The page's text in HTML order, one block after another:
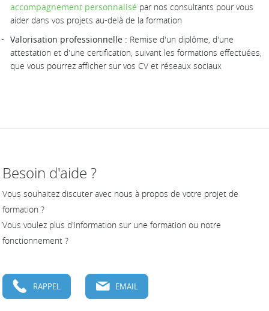
accompagnement personnalisé par nos consultants pour vous
aider dans vos projets au-delà de la formation
Valorisation professionnelle : Remise d'un diplôme, d'une
attestation et d'une certification, suivant les formations effectuées,
que vous pourrez afficher sur vos CV et réseaux sociaux
Besoin d'aide ?
Vous souhaitez discuter avec nous à propos de votre projet de
formation ?
Vous voulez plus d'information sur une formation ou notre
fonctionnement ?
RAPPEL EMAIL